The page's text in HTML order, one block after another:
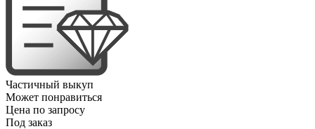
Частичный выкуп
Может понравиться
Цена по запросу
Под заказ